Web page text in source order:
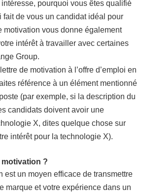
pourquoi vous êtes qualifié
fait de vous un candidat idéal pour
motivation vous donne également
intérêt à travailler avec certaines
Group.
de motivation à l’offre d’emploi en
référence à un élément mentionné
(par exemple, si la description du
candidats doivent avoir une
X, dites quelque chose sur
intérêt pour la technologie X).
?
est un moyen efficace de transmettre
marque et votre expérience dans un